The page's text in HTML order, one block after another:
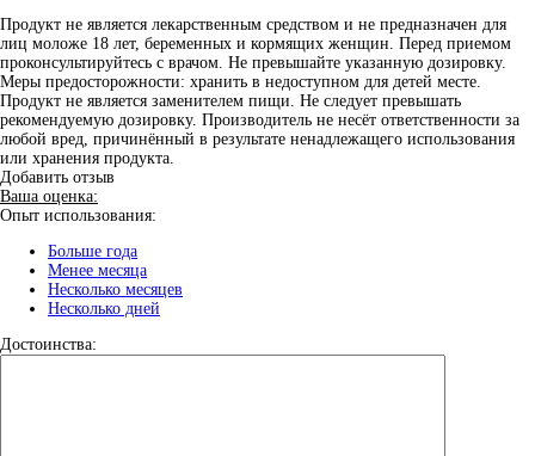
Продукт не является лекарственным средством и не предназначен для
лиц моложе 18 лет, беременных и кормящих женщин. Перед приемом
проконсультируйтесь с врачом. Не превышайте указанную дозировку.
Меры предосторожности: хранить в недоступном для детей месте.
Продукт не является заменителем пищи. Не следует превышать
рекомендуемую дозировку. Производитель не несёт ответственности за
любой вред, причинённый в результате ненадлежащего использования
или хранения продукта.
Добавить отзыв
Ваша оценка:
Опыт использования:
Больше года
Менее месяца
Несколько месяцев
Несколько дней
Достоинства: